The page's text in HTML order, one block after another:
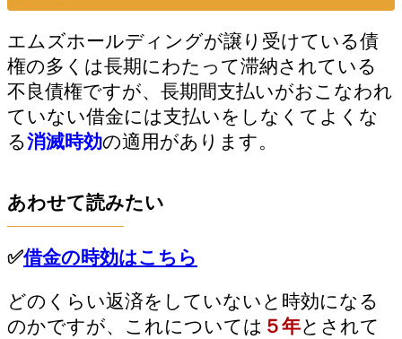
エムズホールディングが譲り受けている債
権の多くは長期にわたって滞納されている
不良債権ですが、長期間支払いがおこなわれ
ていない借金には支払いをしなくてよくな
る消滅時効の適用があります。
あわせて読みたい
✅借金の時効はこちら
どのくらい返済をしていないと時効になる
のかですが、これについては ５年とされて